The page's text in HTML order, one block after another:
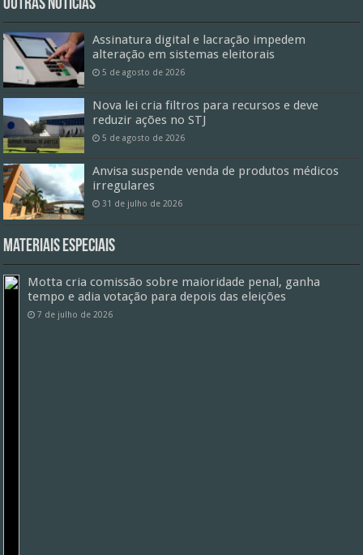
Outras Notícias
Assinatura digital e lacração impedem
alteração em sistemas eleitorais
5 de agosto de 2026
Nova lei cria filtros para recursos e deve
reduzir ações no STJ
5 de agosto de 2026
Anvisa suspende venda de produtos médicos
irregulares
31 de julho de 2026
Materiais especiais
Motta cria comissão sobre maioridade penal, ganha
tempo e adia votação para depois das eleições
7 de julho de 2026